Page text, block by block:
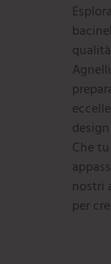
Che
nostri
per